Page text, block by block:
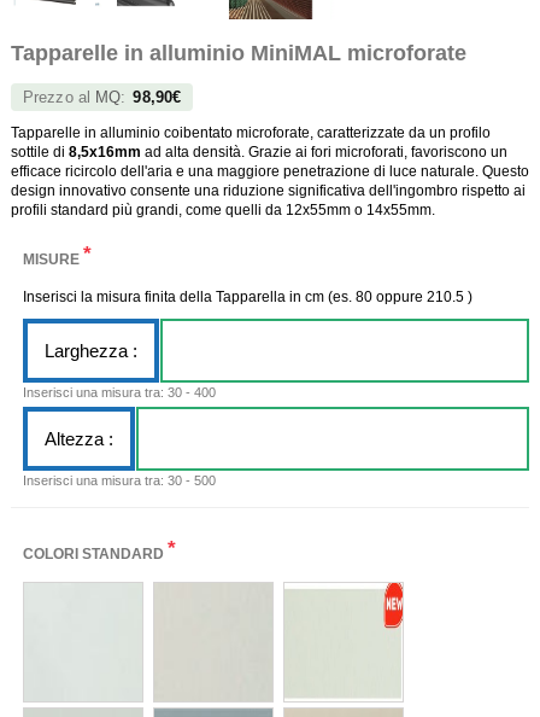
Tapparelle in alluminio MiniMAL microforate
Prezzo al MQ: 98,90€
Tapparelle in alluminio coibentato microforate, caratterizzate da un profilo
sottile di 8,5x16mm ad alta densità. Grazie ai fori microforati, favoriscono un
efficace ricircolo dell'aria e una maggiore penetrazione di luce naturale. Questo
design innovativo consente una riduzione significativa dell'ingombro rispetto ai
profili standard più grandi, come quelli da 12x55mm o 14x55mm.
MISURE *
Inserisci la misura finita della Tapparella in cm (es. 80 oppure 210.5 )
Larghezza :
Inserisci una misura tra: 30 - 400
Altezza :
Inserisci una misura tra: 30 - 500
COLORI STANDARD *